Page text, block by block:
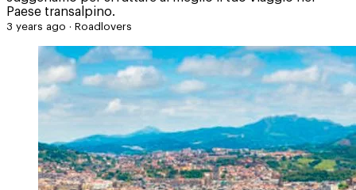
Paese transalpino.
3 years ago · Roadlovers